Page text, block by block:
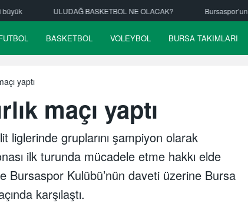
Bursaspor’un fikstürü çekiliyor Nilüfer
BASKETBOL VOLEYBOL BURSA TAKIMLARI
yaptı
maçı yaptı
liglerinde gruplarını şampiyon olarak
ilk turunda mücadele etme hakkı elde
Bursaspor Kulübü’nün daveti üzerine Bursa
karşılaştı.